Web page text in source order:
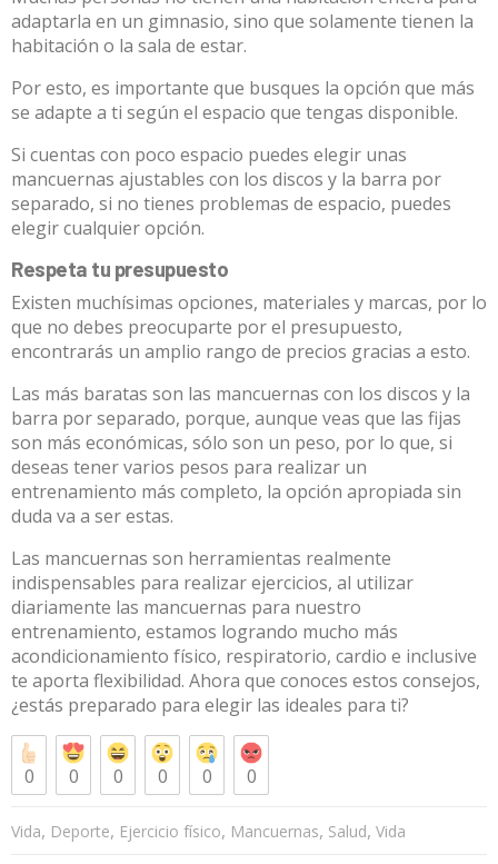
adaptarla en un gimnasio, sino que solamente tienen la
habitación o la sala de estar.
Por esto, es importante que busques la opción que más
se adapte a ti según el espacio que tengas disponible.
Si cuentas con poco espacio puedes elegir unas
mancuernas ajustables con los discos y la barra por
separado, si no tienes problemas de espacio, puedes
elegir cualquier opción.
Respeta tu presupuesto
Existen muchísimas opciones, materiales y marcas, por lo
que no debes preocuparte por el presupuesto,
encontrarás un amplio rango de precios gracias a esto.
Las más baratas son las mancuernas con los discos y la
barra por separado, porque, aunque veas que las fijas
son más económicas, sólo son un peso, por lo que, si
deseas tener varios pesos para realizar un
entrenamiento más completo, la opción apropiada sin
duda va a ser estas.
Las mancuernas son herramientas realmente
indispensables para realizar ejercicios, al utilizar
diariamente las mancuernas para nuestro
entrenamiento, estamos logrando mucho más
acondicionamiento físico, respiratorio, cardio e inclusive
te aporta flexibilidad. Ahora que conoces estos consejos,
¿estás preparado para elegir las ideales para ti?
0 0 0 0 0 0
Vida, Deporte, Ejercicio físico, Mancuernas, Salud, Vida